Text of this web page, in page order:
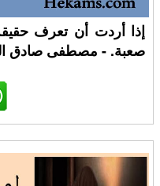
إذا أردت أن تعرف
صعبة. - مصطفى صادق